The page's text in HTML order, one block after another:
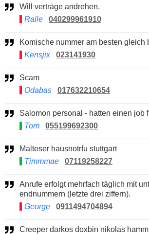
Will verträge andrehen.
Ralle
040299961910
Komische nummer am besten gleich
Kensjix
023141930
Scam
Odabas
017632210654
Salomon personal - hatten einen job
Tom
055199692300
Malteser hausnotrfu stuttgart
Timmmae
07119258227
Anrufe erfolgt mehrfach täglich mit unterschiedlichen
endnummern (letzte drei ziffern).
George
0911494704894
Creeper darkos doxbin nikolas hamm theaterpädagoge